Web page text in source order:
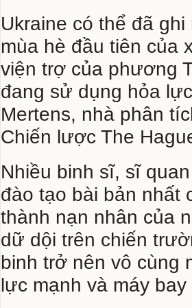
Ukraine có thể đã
mùa hè đầu tiên của
viện trợ của phương
đang sử dụng hỏa
Mertens, nhà phân
Chiến lược The
Nhiều binh sĩ, sĩ
đào tạo bài bản nhất
thành nạn nhân của
dữ dội trên chiến
binh trở nên vô cùng
lực mạnh và máy